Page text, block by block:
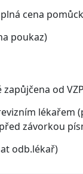
cena
poukaz)
od
lékařem
závorkou
odb.lékař)